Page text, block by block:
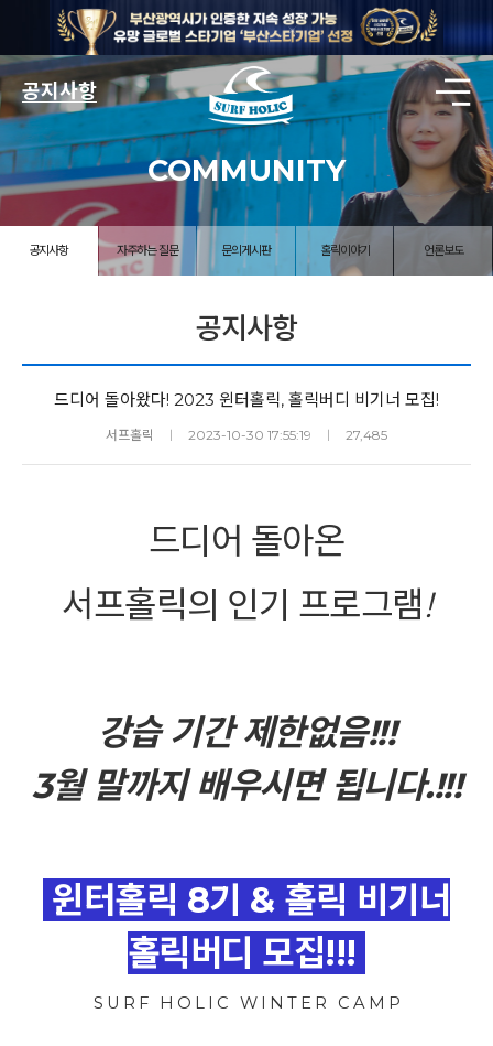
공지사항
COMMUNITY
공지사항 자주하는 질문 문의게시판 홀릭이야기 언론보도
공지사항
드디어 돌아왔다! 2023 윈터홀릭, 홀릭버디 비기너 모집!
서프홀릭 ㅣ 2023-10-30 17:55:19 ㅣ 27,485
드디어 돌아온
서프홀릭의 인기 프로그램!
강습 기간 제한없음!!!
3월 말까지 배우시면 됩니다.!!!
윈터홀릭 8기 & 홀릭 비기너
홀릭버디 모집!!!
S U R F H O L I C W I N T E R C A M P